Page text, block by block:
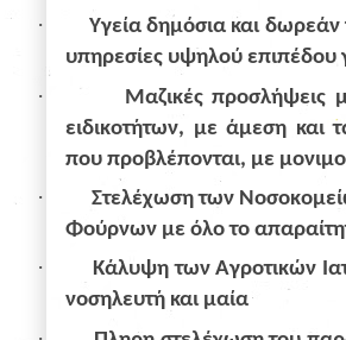
·
Υγεία δημόσια και δωρεάν
υπηρεσίες υψηλού επιπέδου
·
Μαζικές
ειδικοτήτων, με άμεση
που προβλέπονται, με
·
Στελέχωση των
Φούρνων με όλο το
·
Κάλυψη των Αγροτικών
νοσηλευτή και μαία